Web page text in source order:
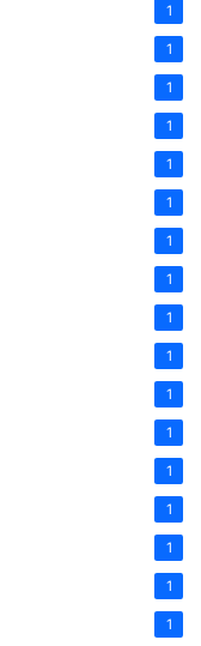
1
1
1
1
1
1
1
1
1
1
1
1
1
1
1
1
1